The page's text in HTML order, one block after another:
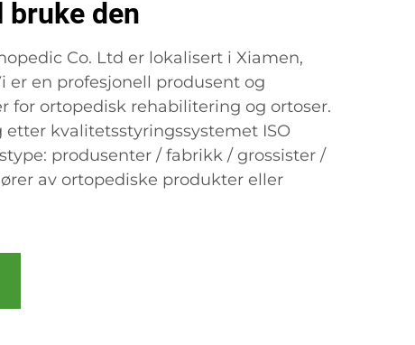
bruke den
Co. Ltd er lokalisert i Xiamen,
er en profesjonell produsent og
for ortopedisk rehabilitering og ortoser.
kvalitetsstyringssystemet ISO
produsenter / fabrikk / grossister /
av ortopediske produkter eller